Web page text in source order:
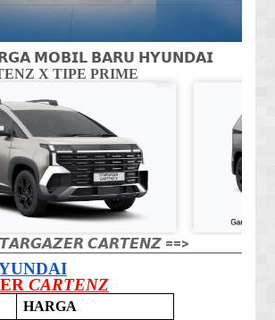
𝗠𝗢𝗕𝗜𝗟 𝗕𝗔𝗥𝗨 𝗛𝗬𝗨𝗡𝗗𝗔𝗜
X TIPE PRIME
𝘾𝘼𝙍𝙏𝙀𝙉𝙕 ==>